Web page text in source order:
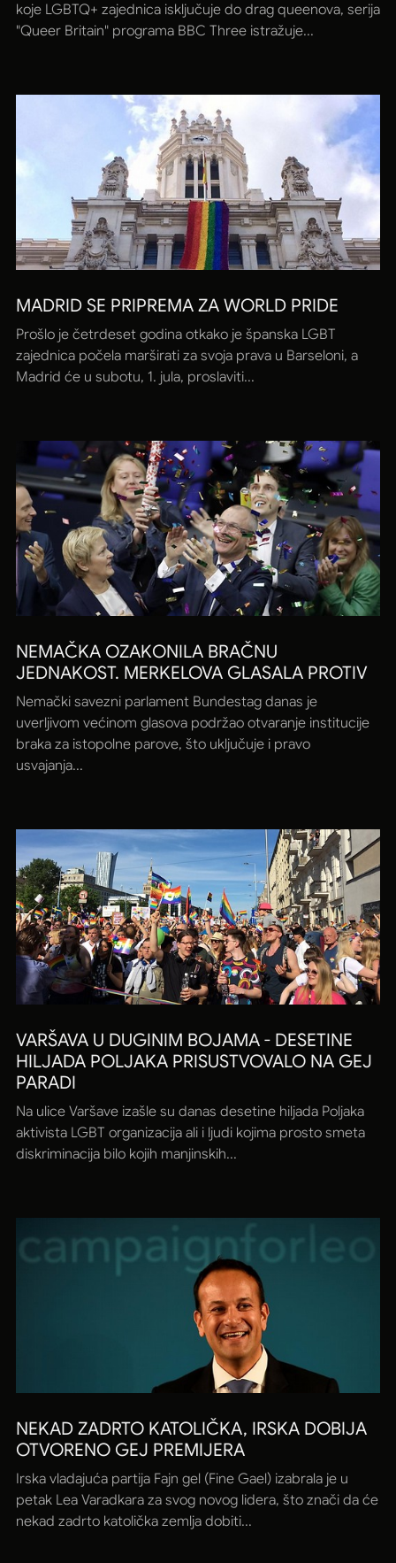
koje LGBTQ+ zajednica isključuje do drag queenova, serija
"Queer Britain" programa BBC Three istražuje...
MADRID SE PRIPREMA ZA WORLD PRIDE
Prošlo je četrdeset godina otkako je španska LGBT
zajednica počela marširati za svoja prava u Barseloni, a
Madrid će u subotu, 1. jula, proslaviti...
NEMAČKA OZAKONILA BRAČNU
JEDNAKOST. MERKELOVA GLASALA PROTIV
Nemački savezni parlament Bundestag danas je
uverljivom većinom glasova podržao otvaranje institucije
braka za istopolne parove, što uključuje i pravo
usvajanja...
VARŠAVA U DUGINIM BOJAMA - DESETINE
HILJADA POLJAKA PRISUSTVOVALO NA GEJ
PARADI
Na ulice Varšave izašle su danas desetine hiljada Poljaka
aktivista LGBT organizacija ali i ljudi kojima prosto smeta
diskriminacija bilo kojih manjinskih...
NEKAD ZADRTO KATOLIČKA, IRSKA DOBIJA
OTVORENO GEJ PREMIJERA
Irska vladajuća partija Fajn gel (Fine Gael) izabrala je u
petak Lea Varadkara za svog novog lidera, što znači da će
nekad zadrto katolička zemlja dobiti...